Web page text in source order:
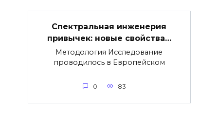
Спектральная инженерия
привычек: новые свойства…
Методология Исследование
проводилось в Европейском
0 83